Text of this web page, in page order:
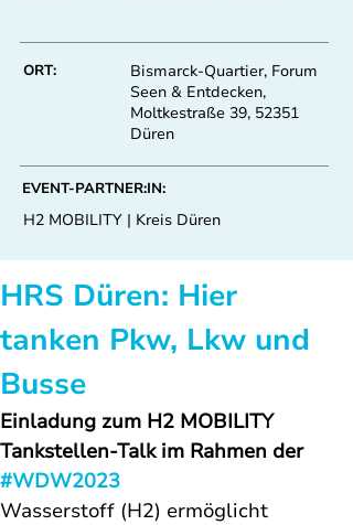
ORT:
Bismarck-Quartier, Forum
Seen & Entdecken,
Moltkestraße 39, 52351
Düren
EVENT-PARTNER:IN:
H2 MOBILITY | Kreis Düren
HRS Düren: Hier
tanken Pkw, Lkw und
Busse
Einladung zum H2 MOBILITY
Tankstellen-Talk im Rahmen der
#WDW2023
Wasserstoff (H2) ermöglicht